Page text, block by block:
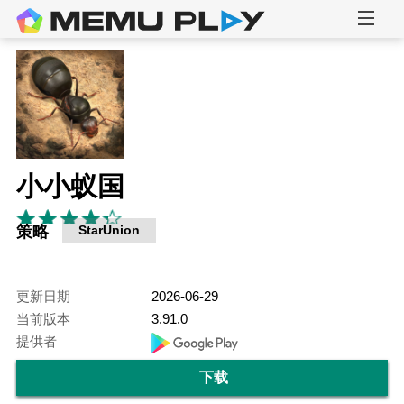
小小蚁国
策略 StarUnion
更新日期
2026-06-29
当前版本
3.91.0
提供者
下载